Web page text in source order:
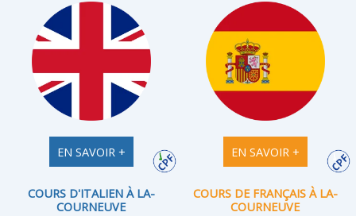
EN SAVOIR + EN SAVOIR +
COURS D'ITALIEN À LA-
COURNEUVE
COURS DE FRANÇAIS À LA-
COURNEUVE